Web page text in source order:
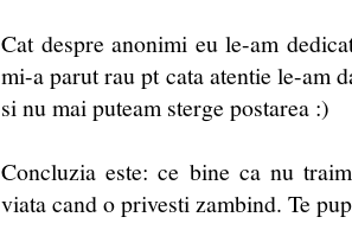
Cat despre anonimi eu le-am
mi-a parut rau pt cata atentie le-am
si nu mai puteam sterge postarea :)
Concluzia este: ce bine ca nu
viata cand o privesti zambind. Te